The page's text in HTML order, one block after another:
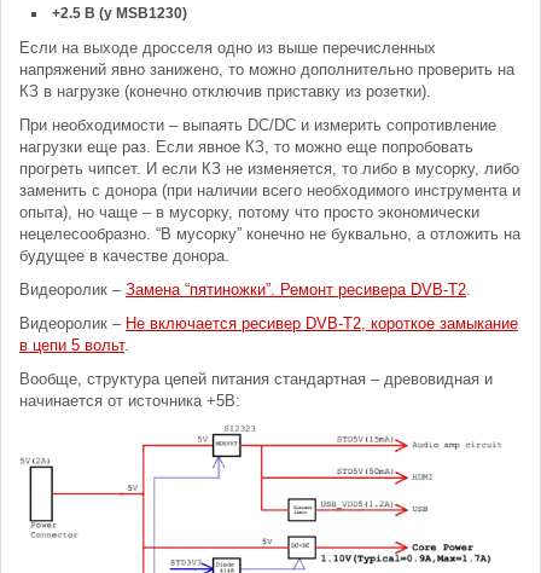
+2.5 В (у MSB1230)
Если на выходе дросселя одно из выше перечисленных
напряжений явно занижено, то можно дополнительно проверить на
КЗ в нагрузке (конечно отключив приставку из розетки).
При необходимости – выпаять DC/DC и измерить сопротивление
нагрузки еще раз. Если явное КЗ, то можно еще попробовать
прогреть чипсет. И если КЗ не изменяется, то либо в мусорку, либо
заменить с донора (при наличии всего необходимого инструмента и
опыта), но чаще – в мусорку, потому что просто экономически
нецелесообразно. “В мусорку” конечно не буквально, а отложить на
будущее в качестве донора.
Видеоролик – Замена “пятиножки”. Ремонт ресивера DVB-T2
Видеоролик – Не включается ресивер DVB-T2, короткое замыкание
в цепи 5 вольт.
Вообще, структура цепей питания стандартная – древовидная и
начинается от источника +5В: